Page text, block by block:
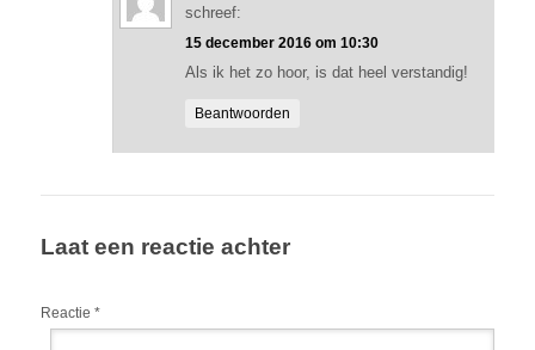
schreef:
15 december 2016 om 10:30
Als ik het zo hoor, is dat heel verstandig!
Beantwoorden
Laat een reactie achter
Reactie *